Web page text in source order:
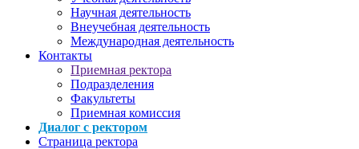
Научная деятельность
Внеучебная деятельность
Международная деятельность
Контакты
Приемная ректора
Подразделения
Факультеты
Приемная комиссия
Диалог с ректором
Страница ректора